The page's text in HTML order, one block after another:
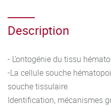
Description
- L’ontogénie du tissu
-La cellule souche
souche tissulaire.
Identification, mécanismes